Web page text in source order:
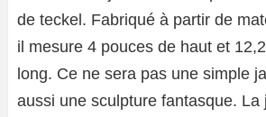
de teckel. Fabriqué à partir de
il mesure 4 pouces de haut et
long. Ce ne sera pas une simple
aussi une sculpture fantasque. La